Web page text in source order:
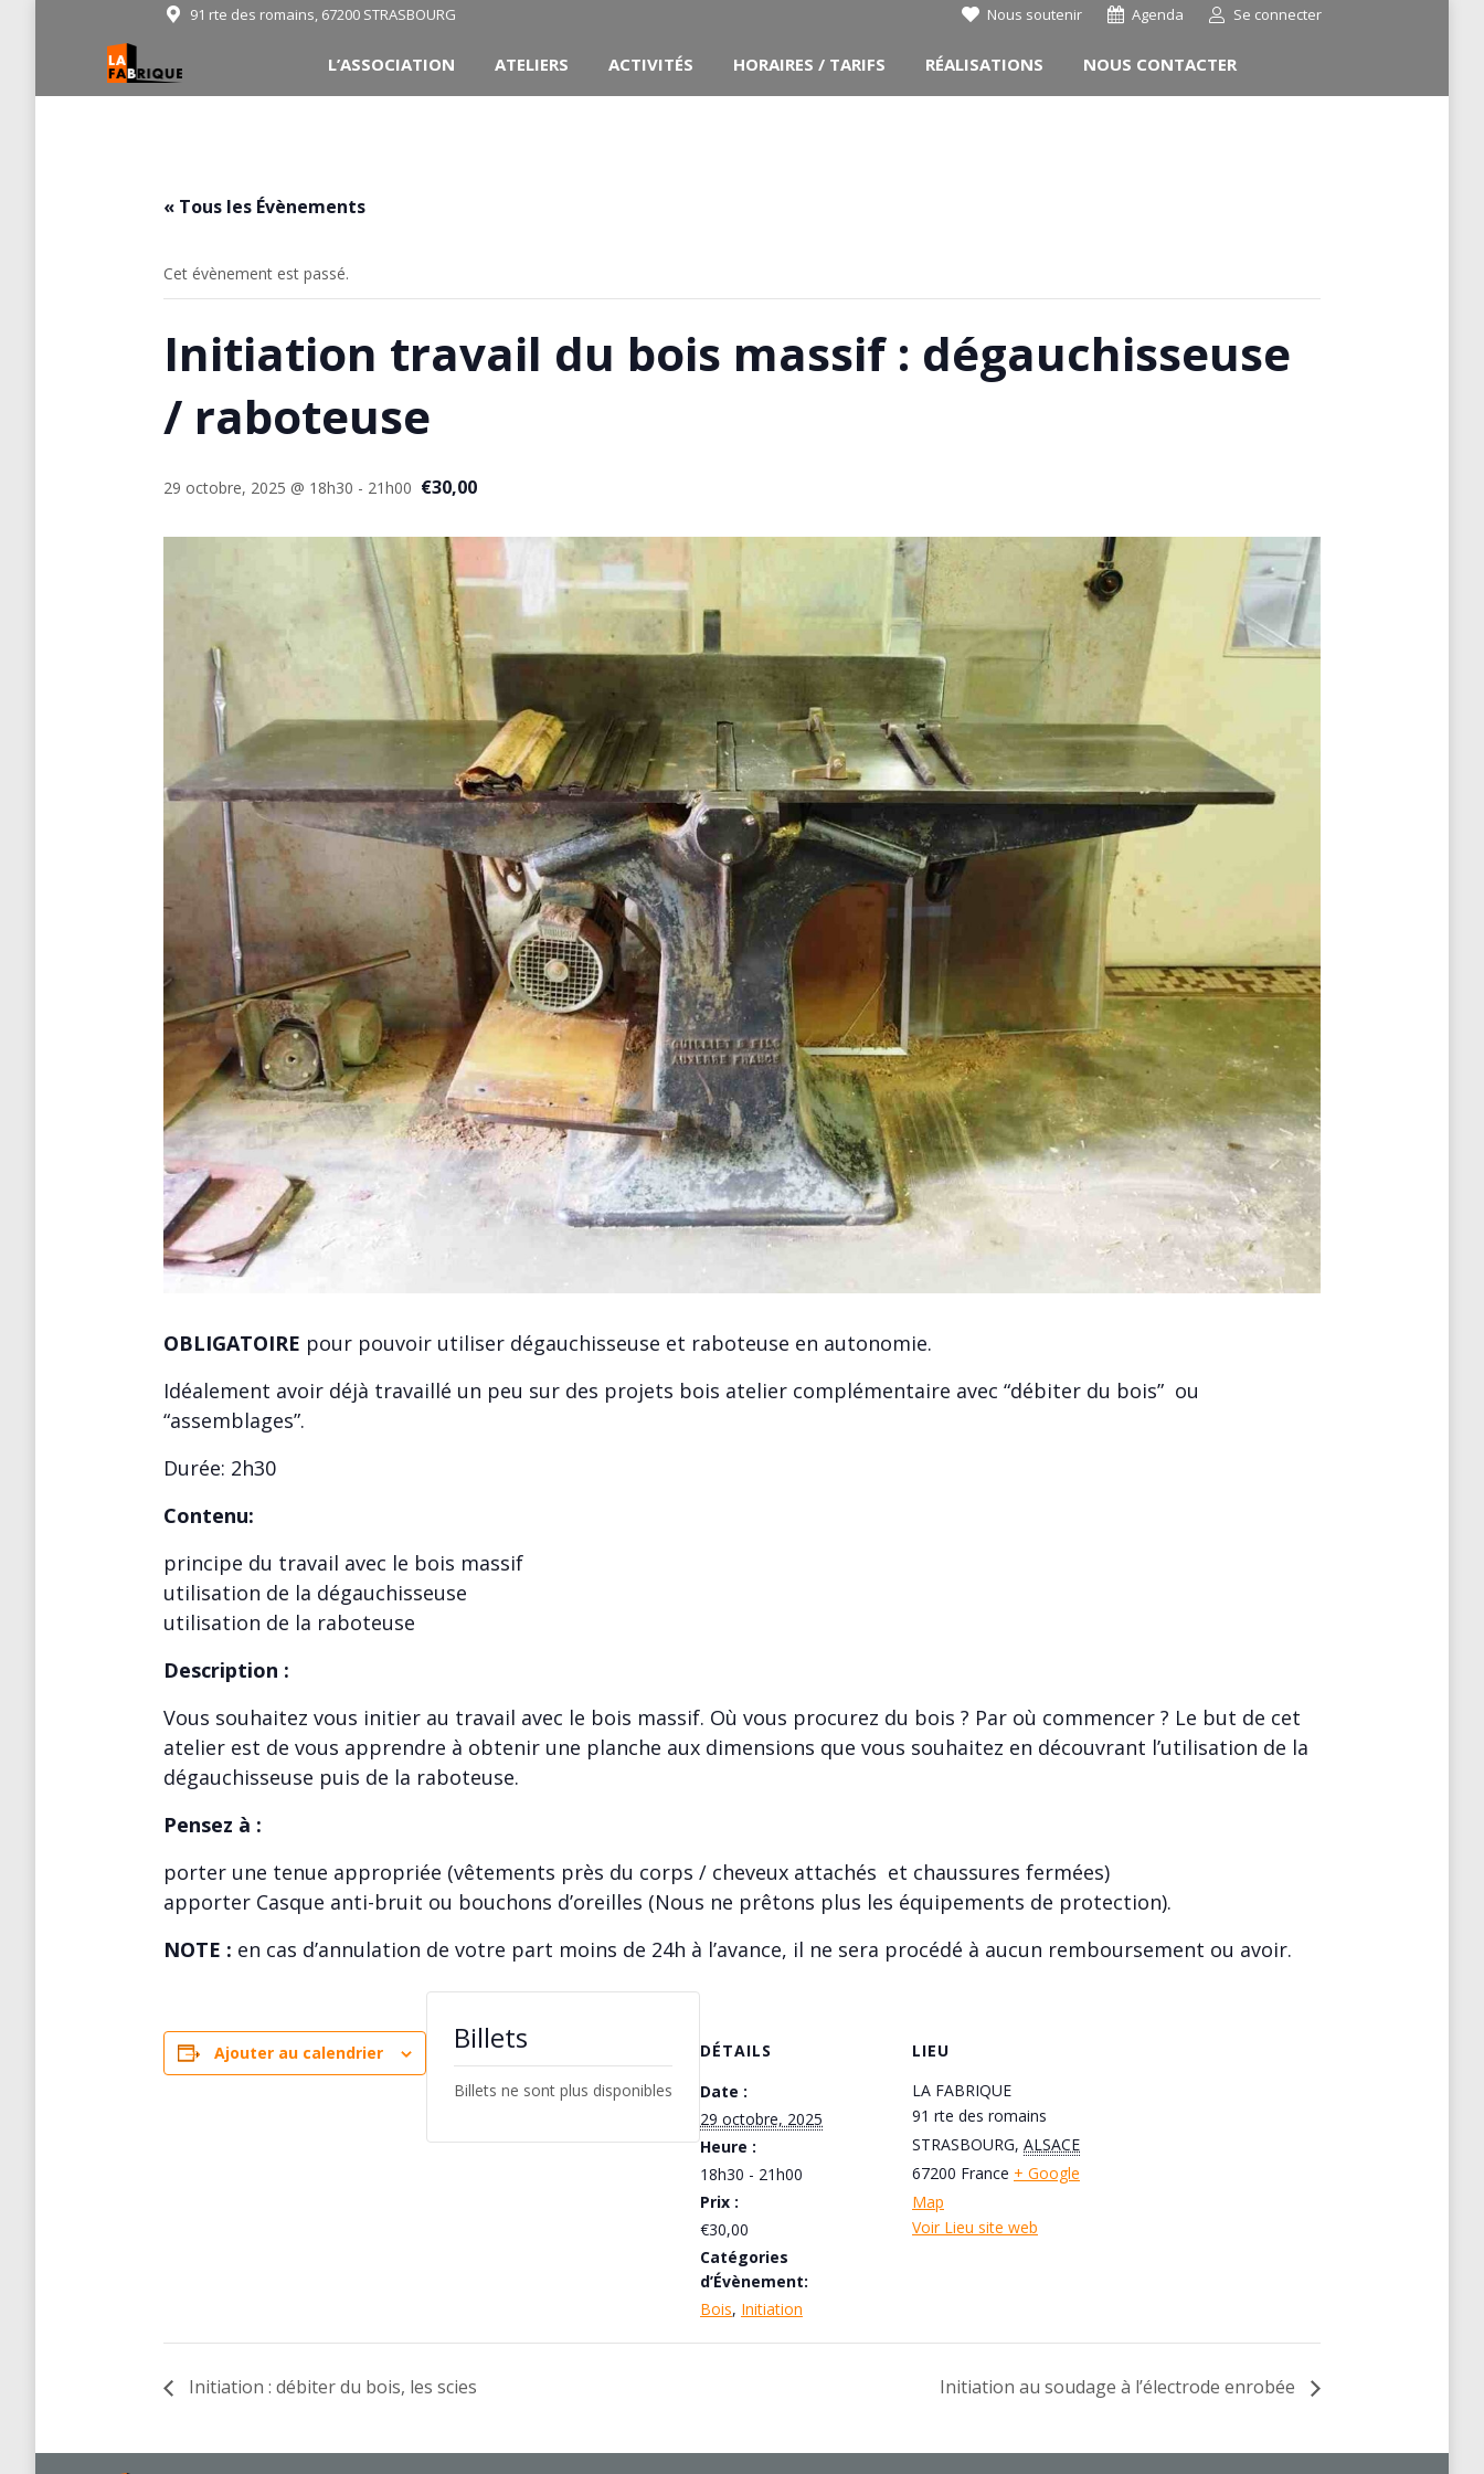
91 rte des romains, 67200 STRASBOURG Nous soutenir Agenda Se connecter
L’ASSOCIATION ATELIERS ACTIVITÉS HORAIRES / TARIFS RÉALISATIONS NOUS CONTACTER
« Tous les Évènements
Cet évènement est passé.
Initiation travail du bois massif : dégauchisseuse
/ raboteuse
29 octobre, 2025 @ 18h30 - 21h00 €30,00
OBLIGATOIRE pour pouvoir utiliser dégauchisseuse et raboteuse en autonomie.
Idéalement avoir déjà travaillé un peu sur des projets bois atelier complémentaire avec “débiter du bois” ou
“assemblages”.
Durée: 2h30
Contenu:
principe du travail avec le bois massif
utilisation de la dégauchisseuse
utilisation de la raboteuse
Description :
Vous souhaitez vous initier au travail avec le bois massif. Où vous procurez du bois ? Par où commencer ? Le but de cet
atelier est de vous apprendre à obtenir une planche aux dimensions que vous souhaitez en découvrant l’utilisation de la
dégauchisseuse puis de la raboteuse.
Pensez à :
porter une tenue appropriée (vêtements près du corps / cheveux attachés et chaussures fermées)
apporter Casque anti-bruit ou bouchons d’oreilles (Nous ne prêtons plus les équipements de protection).
NOTE : en cas d’annulation de votre part moins de 24h à l’avance, il ne sera procédé à aucun remboursement ou avoir.
Ajouter au calendrier
DÉTAILS
Date :
29 octobre, 2025
Heure :
18h30 - 21h00
Prix :
€30,00
Catégories
d’Évènement:
Bois, Initiation
LIEU
LA FABRIQUE
91 rte des romains
STRASBOURG, ALSACE
67200 France + Google
Map
Voir Lieu site web
Billets
Billets ne sont plus disponibles
Initiation : débiter du bois, les scies Initiation au soudage à l’électrode enrobée